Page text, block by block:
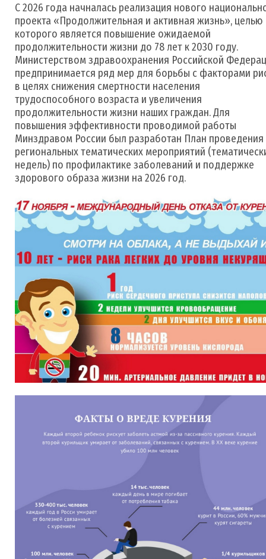
С 2026 года начналась реализация нового
проекта «Продолжительная и активная жизнь», целью
которого является повышение ожидаемой
продолжительности жизни до 78 лет к 2030 году.
Министерством здравоохранения Российской
предпринимается ряд мер для борьбы с факторами
в целях снижения смертности населения
трудоспособного возраста и увеличения
продолжительности жизни наших граждан. Для
повышения эффективности проводимой работы
Минздравом России был разработан План проведения
региональных тематических мероприятий
недель) по профилактике заболеваний и поддержке
здорового образа жизни на 2026 год.